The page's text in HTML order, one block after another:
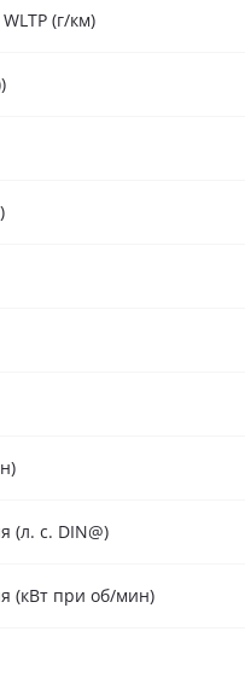
(г/км)
(л. с. DIN@)
(кВт при об/мин)